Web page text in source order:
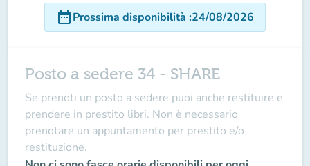
date_rangeProssima disponibilità :24/08/2026
Posto a sedere 34 - SHARE
Se prenoti un posto a sedere puoi anche restituire e
prendere in prestito libri. Non è necessario
prenotare un appuntamento per prestito e/o
restituzione.